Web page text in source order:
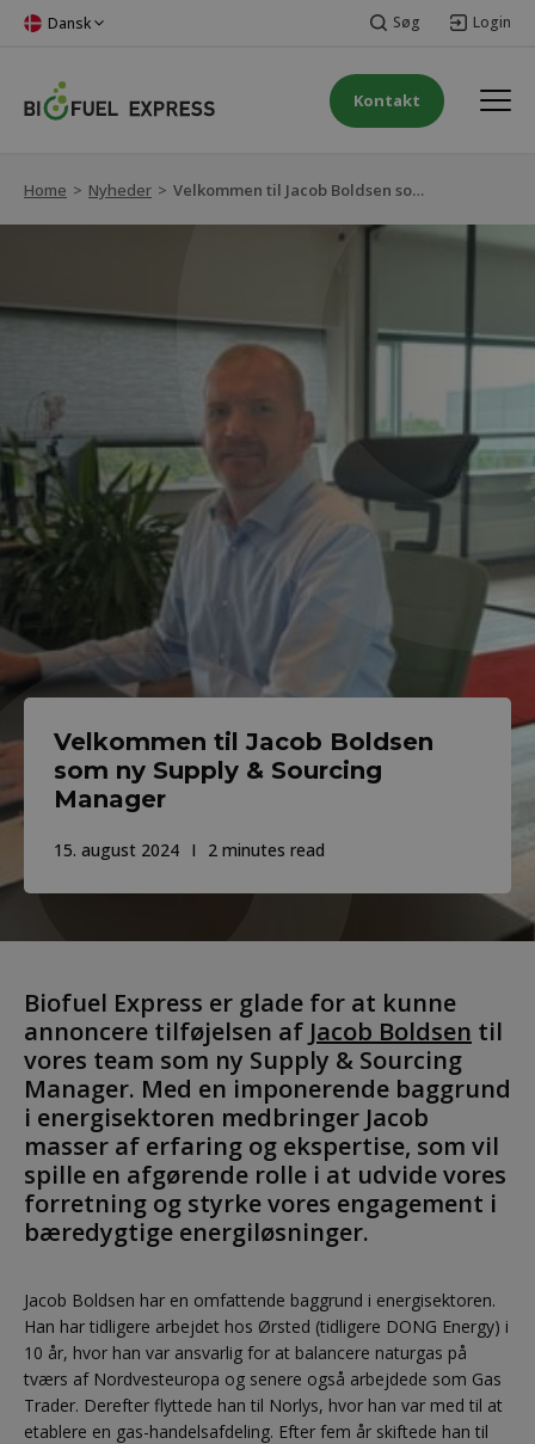
Dansk Søg Login
Kontakt
Home > Nyheder > Velkommen til Jacob Boldsen som ny Supply & Sourcing Manager
Velkommen til Jacob Boldsen
som ny Supply & Sourcing
Manager
15. august 2024 2 minutes read
Biofuel Express er glade for at kunne
annoncere tilføjelsen af Jacob Boldsen til
vores team som ny Supply & Sourcing
Manager. Med en imponerende baggrund
i energisektoren medbringer Jacob
masser af erfaring og ekspertise, som vil
spille en afgørende rolle i at udvide vores
forretning og styrke vores engagement i
bæredygtige energiløsninger.
Jacob Boldsen har en omfattende baggrund i energisektoren.
Han har tidligere arbejdet hos Ørsted (tidligere DONG Energy) i
10 år, hvor han var ansvarlig for at balancere naturgas på
tværs af Nordvesteuropa og senere også arbejdede som Gas
Trader. Derefter flyttede han til Norlys, hvor han var med til at
etablere en gas-handelsafdeling. Efter fem år skiftede han til